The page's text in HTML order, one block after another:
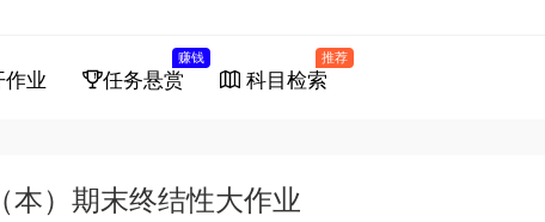
作业 任务悬赏
赚钱
科目检索
推荐
本）期末终结性大作业